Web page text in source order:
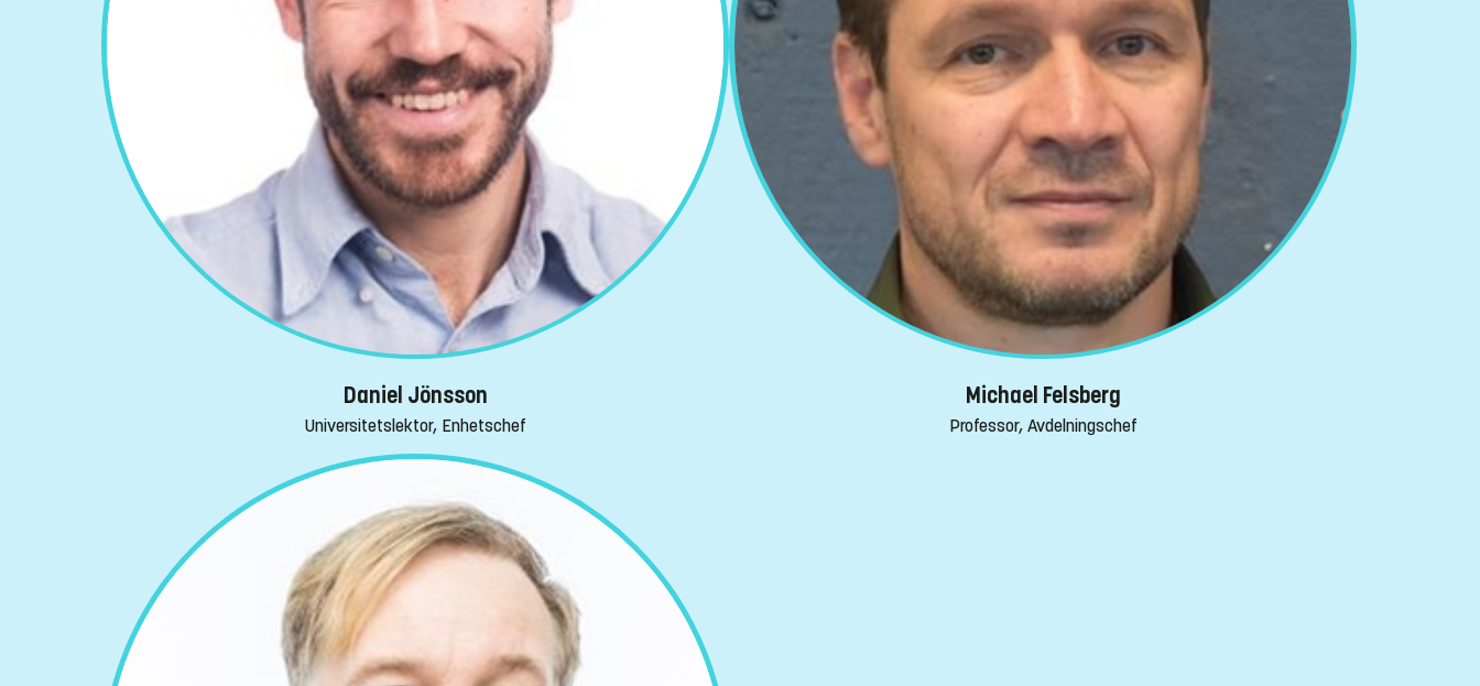
Daniel Jönsson
Universitetslektor, Enhetschef
Michael Felsberg
Professor, Avdelningschef